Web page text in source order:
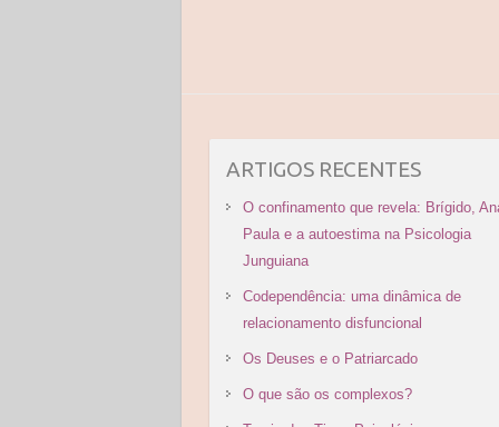
ARTIGOS RECENTES
O confinamento que revela: Brígido,
Paula e a autoestima na Psicologia
Junguiana
Codependência: uma dinâmica de
relacionamento disfuncional
Os Deuses e o Patriarcado
O que são os complexos?